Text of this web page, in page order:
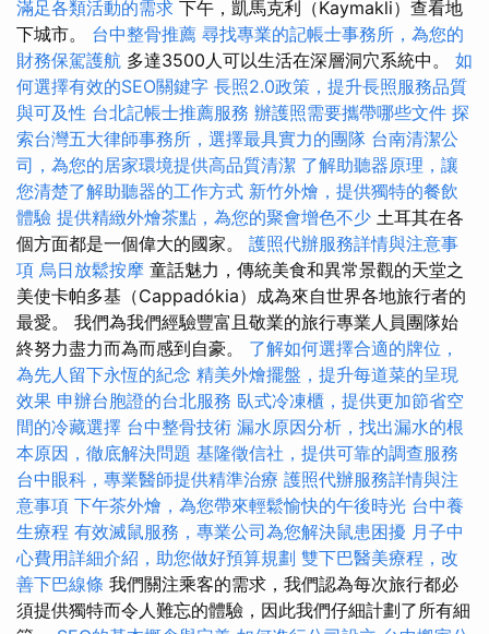
滿足各類活動的需求 下午，凱馬克利（Kaymakli）查看地
下城市。 台中整骨推薦 尋找專業的記帳士事務所，為您的
財務保駕護航 多達3500人可以生活在深層洞穴系統中。 如
何選擇有效的SEO關鍵字 長照2.0政策，提升長照服務品質
與可及性 台北記帳士推薦服務 辦護照需要攜帶哪些文件 探
索台灣五大律師事務所，選擇最具實力的團隊 台南清潔公
司，為您的居家環境提供高品質清潔 了解助聽器原理，讓
您清楚了解助聽器的工作方式 新竹外燴，提供獨特的餐飲
體驗 提供精緻外燴茶點，為您的聚會增色不少 土耳其在各
個方面都是一個偉大的國家。 護照代辦服務詳情與注意事
項 烏日放鬆按摩 童話魅力，傳統美食和異常景觀的天堂之
美使卡帕多基（Cappadókia）成為來自世界各地旅行者的
最愛。 我們為我們經驗豐富且敬業的旅行專業人員團隊始
終努力盡力而為而感到自豪。 了解如何選擇合適的牌位，
為先人留下永恆的紀念 精美外燴擺盤，提升每道菜的呈現
效果 申辦台胞證的台北服務 臥式冷凍櫃，提供更加節省空
間的冷藏選擇 台中整骨技術 漏水原因分析，找出漏水的根
本原因，徹底解決問題 基隆徵信社，提供可靠的調查服務
台中眼科，專業醫師提供精準治療 護照代辦服務詳情與注
意事項 下午茶外燴，為您帶來輕鬆愉快的午後時光 台中養
生療程 有效滅鼠服務，專業公司為您解決鼠患困擾 月子中
心費用詳細介紹，助您做好預算規劃 雙下巴醫美療程，改
善下巴線條 我們關注乘客的需求，我們認為每次旅行都必
須提供獨特而令人難忘的體驗，因此我們仔細計劃了所有細